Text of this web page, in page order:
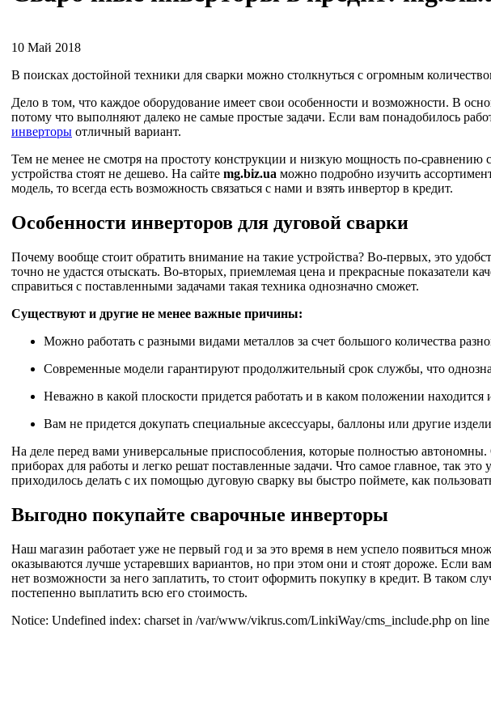
10 Май 2018
В поисках достойной техники для сварки можно столкнуться с огромным
Дело в том, что каждое оборудование имеет свои особенности и возможности. В
потому что выполняют далеко не самые простые задачи. Если вам понадобилось
инверторы отличный вариант.
Тем не менее не смотря на простоту конструкции и низкую мощность по-
устройства стоят не дешево. На сайте mg.biz.ua можно подробно изучить
модель, то всегда есть возможность связаться с нами и взять инвертор в кредит.
Особенности инверторов для дуговой сварки
Почему вообще стоит обратить внимание на такие устройства? Во-первых, это
точно не удастся отыскать. Во-вторых, приемлемая цена и прекрасные показатели
справиться с поставленными задачами такая техника однозначно сможет.
Существуют и другие не менее важные причины:
Можно работать с разными видами металлов за счет большого количества
Современные модели гарантируют продолжительный срок службы, что
Неважно в какой плоскости придется работать и в каком положении находится
Вам не придется докупать специальные аксессуары, баллоны или другие
На деле перед вами универсальные приспособления, которые полностью
приборах для работы и легко решат поставленные задачи. Что самое главное, так
приходилось делать с их помощью дуговую сварку вы быстро поймете, как
Выгодно покупайте сварочные инверторы
Наш магазин работает уже не первый год и за это время в нем успело появиться
оказываются лучше устаревших вариантов, но при этом они и стоят дороже. Если
нет возможности за него заплатить, то стоит оформить покупку в кредит. В таком
постепенно выплатить всю его стоимость.
Notice: Undefined index: charset in /var/www/vikrus.com/LinkiWay/cms_include.php on